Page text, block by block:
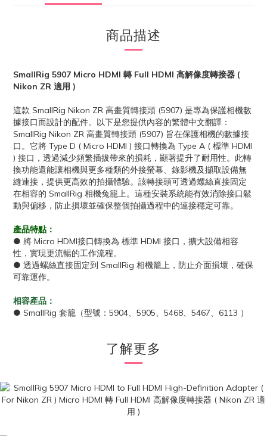
商品描述
SmallRig 5907 Micro HDMI 轉 Full HDMI 高解像度轉接器 (
Nikon ZR 適用 )
這款 SmallRig Nikon ZR 高畫質轉接頭 (5907) 是專為保護相機數
據接口而設計的配件。以下是您提供內容的繁體中文翻譯：
SmallRig Nikon ZR 高畫質轉接頭 (5907) 旨在保護相機的數據接
口。它將 Type D ( Micro HDMI ) 接口轉換為 Type A ( 標準 HDMI
) 接口，透過減少頻繁插拔帶來的損耗，顯著提升了耐用性。此轉
換功能還能讓相機與更多種類的外接螢幕、錄影機及擷取設備無
縫連接，提供更高效的拍攝體驗。該轉接頭可透過螺絲直接固定
在相容的 SmallRig 相機兔籠上。這種安裝系統能有效消除接口鬆
動與偏移，防止損壞並確保整個拍攝過程中的連接穩定可靠。
產品特點：
● 將 Micro HDMI接口轉換為 標準 HDMI 接口，擴大設備相容
性，實現更流暢的工作流程。
● 透過螺絲直接固定到 SmallRig 相機籠上，防止介面損壞，確保
可靠運作。
相容產品：
● SmallRig 套籠（型號：5904、5905、5468、5467、6113 ）
了解更多